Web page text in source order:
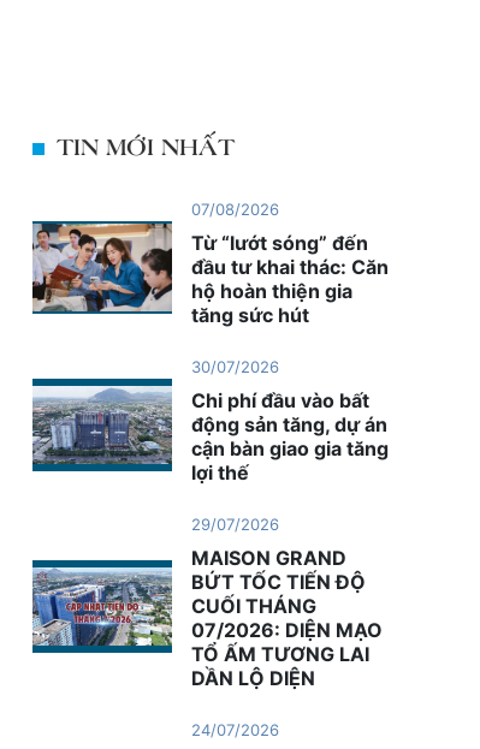
TIN MỚI NHẤT
07/08/2026
Từ “lướt sóng” đến
đầu tư khai thác: Căn
hộ hoàn thiện gia
tăng sức hút
30/07/2026
Chi phí đầu vào bất
động sản tăng, dự án
cận bàn giao gia tăng
lợi thế
29/07/2026
MAISON GRAND
BỨT TỐC TIẾN ĐỘ
CUỐI THÁNG
07/2026: DIỆN MẠO
TỔ ẤM TƯƠNG LAI
DẦN LỘ DIỆN
24/07/2026